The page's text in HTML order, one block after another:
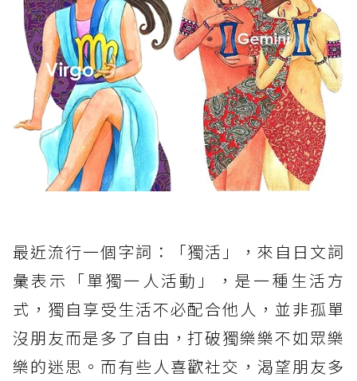
最近流行一個字詞：「獨活」，來自日文詞
彙表示「單獨一人活動」，是一種生活方
式，獨自享受生活不必配合他人，並非孤單
沒朋友而是多了自由，打破獨樂樂不如眾樂
樂的迷思。而有些人喜歡社交，渴望朋友多